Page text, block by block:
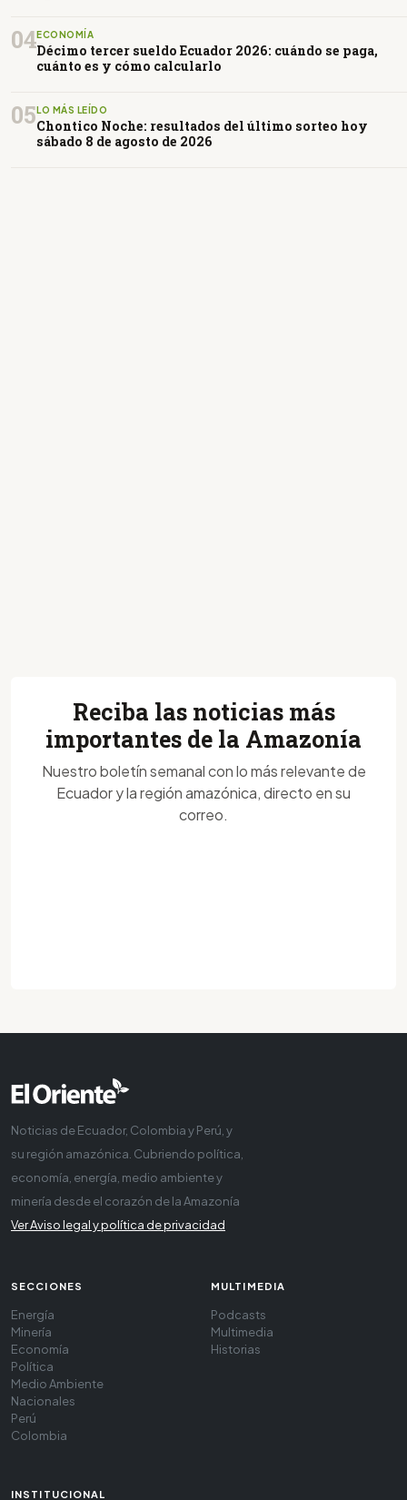
04ECONOMÍA
Décimo tercer sueldo Ecuador 2026: cuándo se paga,
cuánto es y cómo calcularlo
05LO MÁS LEÍDO
Chontico Noche: resultados del último sorteo hoy
sábado 8 de agosto de 2026
Reciba las noticias más
importantes de la Amazonía
Nuestro boletín semanal con lo más relevante de
Ecuador y la región amazónica, directo en su
correo.
Noticias de Ecuador, Colombia y Perú, y
su región amazónica. Cubriendo política,
economía, energía, medio ambiente y
minería desde el corazón de la Amazonía
Ver Aviso legal y política de privacidad
SECCIONES
Energía
Minería
Economía
Política
Medio Ambiente
Nacionales
Perú
Colombia
MULTIMEDIA
Podcasts
Multimedia
Historias
INSTITUCIONAL